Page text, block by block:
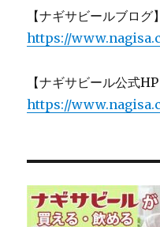
【ナギサビールブログ】
https://
【ナギサビール公式HP
https://